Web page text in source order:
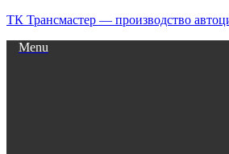
ТК Трансмастер — производство
Menu